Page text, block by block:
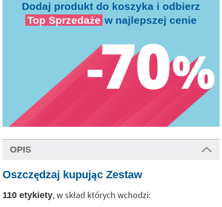
Dodaj produkt do koszyka i odbierz
Top Sprzedaże w najlepszej cenie
OPIS
Oszczędzaj kupując Zestaw
110 etykiety, w skład których wchodzi: